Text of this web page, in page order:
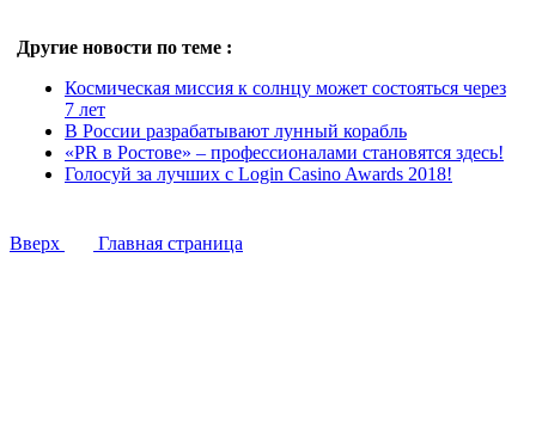
Другие новости по теме :
Космическая миссия к солнцу может состояться через
7 лет
В России разрабатывают лунный корабль
«PR в Ростове» – профессионалами становятся здесь!
Голосуй за лучших с Login Casino Awards 2018!
Вверх Главная страница